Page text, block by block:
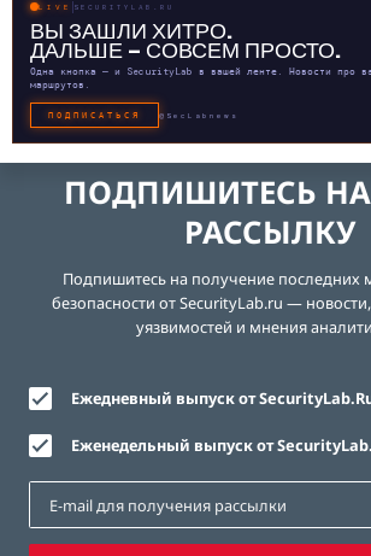
LIVE SECURITYLAB.RU
ВЫ ЗАШЛИ ХИТРО.
ДАЛЬШЕ — СОВСЕМ ПРОСТО.
Одна кнопка — и SecurityLab в вашей ленте. Новости про
маршрутов.
ПОДПИСАТЬСЯ @SecLabnews
ПОДПИШИТЕСЬ НА
РАССЫЛКУ
Подпишитесь на получение последних
безопасности от SecurityLab.ru —
уязвимостей и мнения
Ежедневный выпуск от
Еженедельный выпуск от